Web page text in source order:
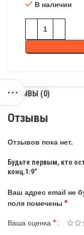
В наличии
ОТЗЫВЫ (0)
Отзывы
Отзывов пока нет.
Будьте первым, кто
конц.1:9”
Ваш адрес email не
поля помечены *
Ваша оценка *